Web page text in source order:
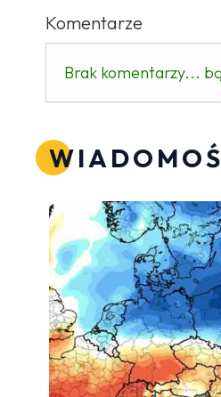
Komentarze
Brak komentarzy...